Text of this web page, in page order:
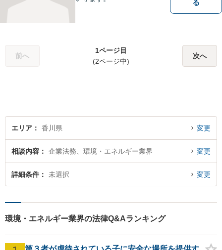
る
前へ
1ページ目
(2ページ中)
次へ
エリア 香川県 変更
相談内容 企業法務、環境・エネルギー業界 変更
詳細条件 未選択 変更
環境・エネルギー業界の法律Q&Aランキング